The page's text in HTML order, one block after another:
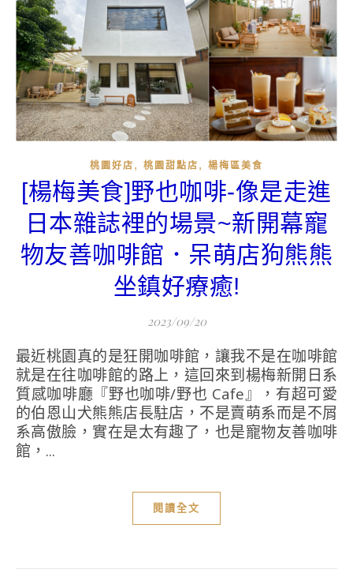
桃園好店 , 桃園甜點店 , 楊梅區美食
[楊梅美食]野也咖啡-像是走進
日本雜誌裡的場景~新開幕寵
物友善咖啡館．呆萌店狗熊熊
坐鎮好療癒!
2023/09/20
最近桃園真的是狂開咖啡館，讓我不是在咖啡館
就是在往咖啡館的路上，這回來到楊梅新開日系
質感咖啡廳『野也咖啡/野也 Cafe』，有超可愛
的伯恩山犬熊熊店長駐店，不是賣萌系而是不屑
系高傲臉，實在是太有趣了，也是寵物友善咖啡
館，...
閱讀全文